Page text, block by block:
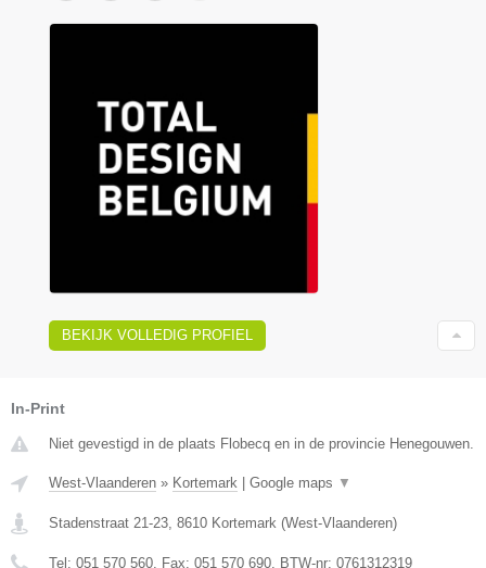
BEKIJK VOLLEDIG PROFIEL
In-Print
Niet gevestigd in de plaats Flobecq en in de provincie Henegouwen.
West-Vlaanderen » Kortemark | Google maps ▼
Stadenstraat 21-23 8610 Kortemark (West-Vlaanderen)
Tel: 051 570 560 , Fax: 051 570 690 , BTW-nr: 0761312319